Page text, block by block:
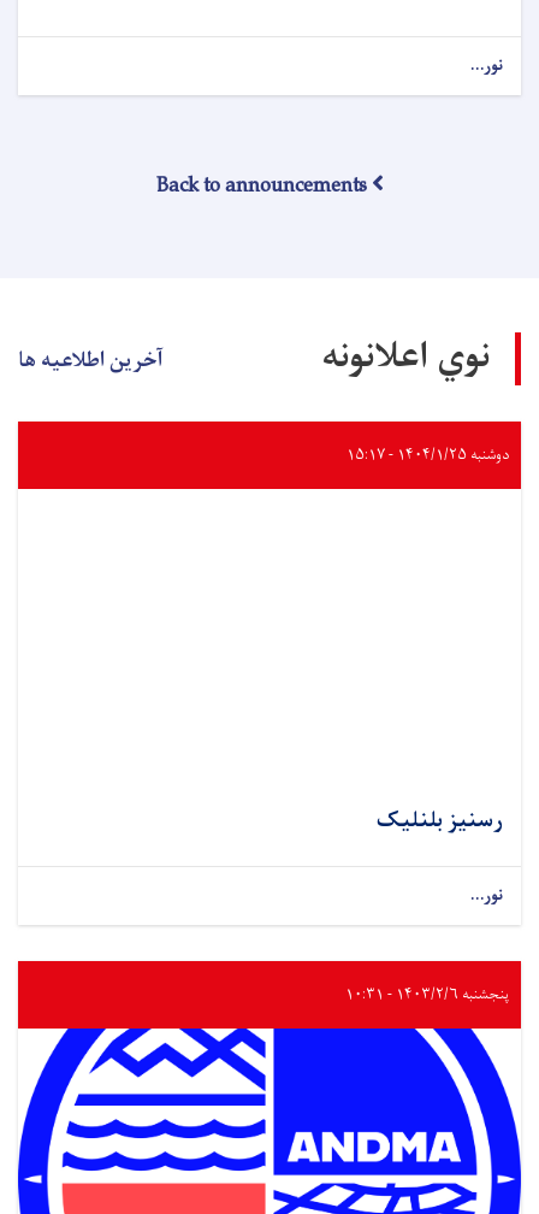
نور...
Back to announcements
نوي اعلانونه آخرین اطلاعیه ها
دوشنبه ۱۴۰۴/۱/۲۵ - ۱۵:۱۷
رسنیز بلنلیک
نور...
پنجشنبه ۱۴۰۳/۲/۶ - ۱۰:۳۱